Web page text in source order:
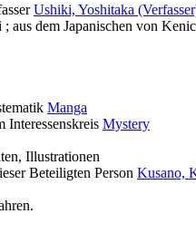
Ushiki, Yoshitaka
aus dem Japanischen von
Manga
Interessenskreis Mystery
Illustrationen
Beteiligten Person Kusano,